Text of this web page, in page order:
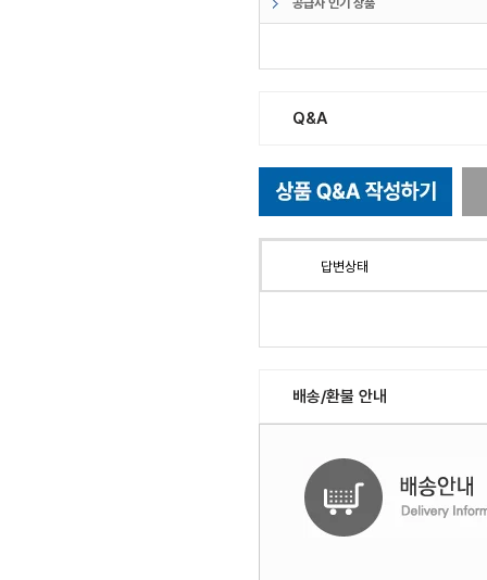
Q&A
답변상태
배송/환불 안내